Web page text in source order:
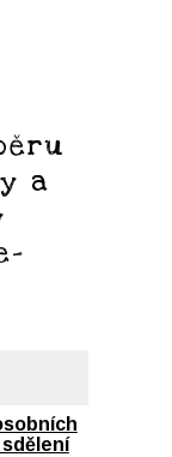
a